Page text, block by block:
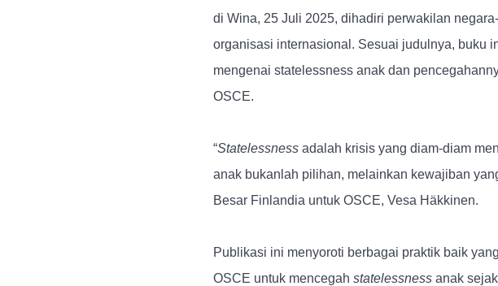
di Wina, 25 Juli 2025, dihadiri perwakilan
organisasi internasional. Sesuai judulnya, buku
mengenai statelessness anak dan
OSCE.
“Statelessnessadalah krisis yang diam-diam
anak bukanlah pilihan, melainkan kewajiban
Besar Finlandia untuk OSCE, Vesa Häkkinen.
Publikasi ini menyoroti berbagai praktik baik
OSCE untuk mencegah statelessnessanak